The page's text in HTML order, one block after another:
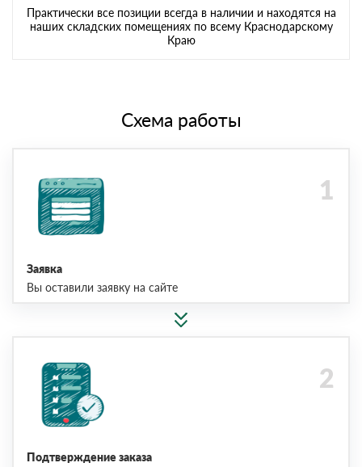
Практически все позиции всегда в наличии и находятся на
наших складских помещениях по всему Краснодарскому
Краю
Схема работы
Заявка
Вы оставили заявку на сайте
Подтверждение заказа